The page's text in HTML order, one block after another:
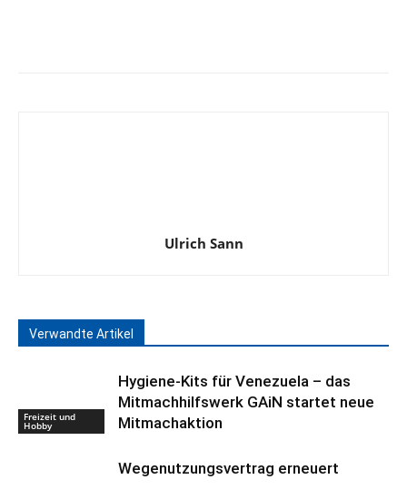
Ulrich Sann
Verwandte Artikel
Freizeit und
Hobby
Hygiene-Kits für Venezuela – das
Mitmachhilfswerk GAiN startet neue
Mitmachaktion
Wegenutzungsvertrag erneuert